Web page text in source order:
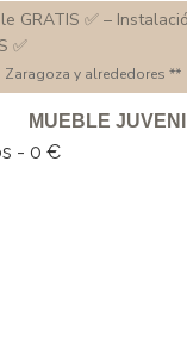
GRATIS ✅ –
✅
y alrededores **
MUEBLE
0 €